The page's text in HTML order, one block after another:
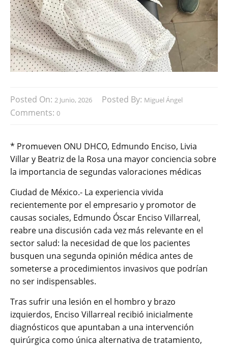
Posted On: 2 Junio, 2026 Posted By: Miguel Ángel
Comments: 0
* Promueven ONU DHCO, Edmundo Enciso, Livia
Villar y Beatriz de la Rosa una mayor conciencia sobre
la importancia de segundas valoraciones médicas
Ciudad de México.- La experiencia vivida
recientemente por el empresario y promotor de
causas sociales, Edmundo Óscar Enciso Villarreal,
reabre una discusión cada vez más relevante en el
sector salud: la necesidad de que los pacientes
busquen una segunda opinión médica antes de
someterse a procedimientos invasivos que podrían
no ser indispensables.
Tras sufrir una lesión en el hombro y brazo
izquierdos, Enciso Villarreal recibió inicialmente
diagnósticos que apuntaban a una intervención
quirúrgica como única alternativa de tratamiento,